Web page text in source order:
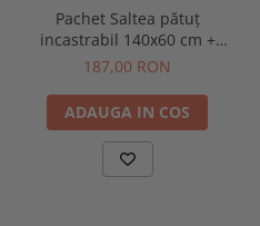
Pachet Saltea pătuț
incastrabil 140x60 cm +
protecție impermeabilă
187,00 RON
ADAUGA IN COS